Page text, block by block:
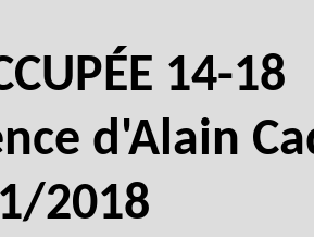
14-18
d'Alain
2018